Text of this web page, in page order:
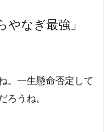
やなぎ最強」
。一生懸命否定して
ろうね。